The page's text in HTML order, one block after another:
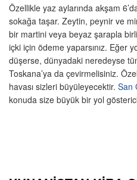
Özellikle yaz aylarında akşam
sokağa taşar. Zeytin, peynir ve
bir martini veya beyaz şarapla
içki için ödeme yaparsınız. Eğer
düşerse, dünyadaki neredeyse
Toskana’ya da çevirmelisiniz.
havası sizleri büyüleyecektir. San
konuda size büyük bir yol